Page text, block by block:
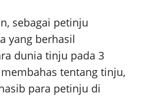
sebagai petinju
yang berhasil
dunia tinju pada 3
tentang tinju,
para petinju di